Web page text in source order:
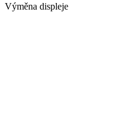
Výměna displeje